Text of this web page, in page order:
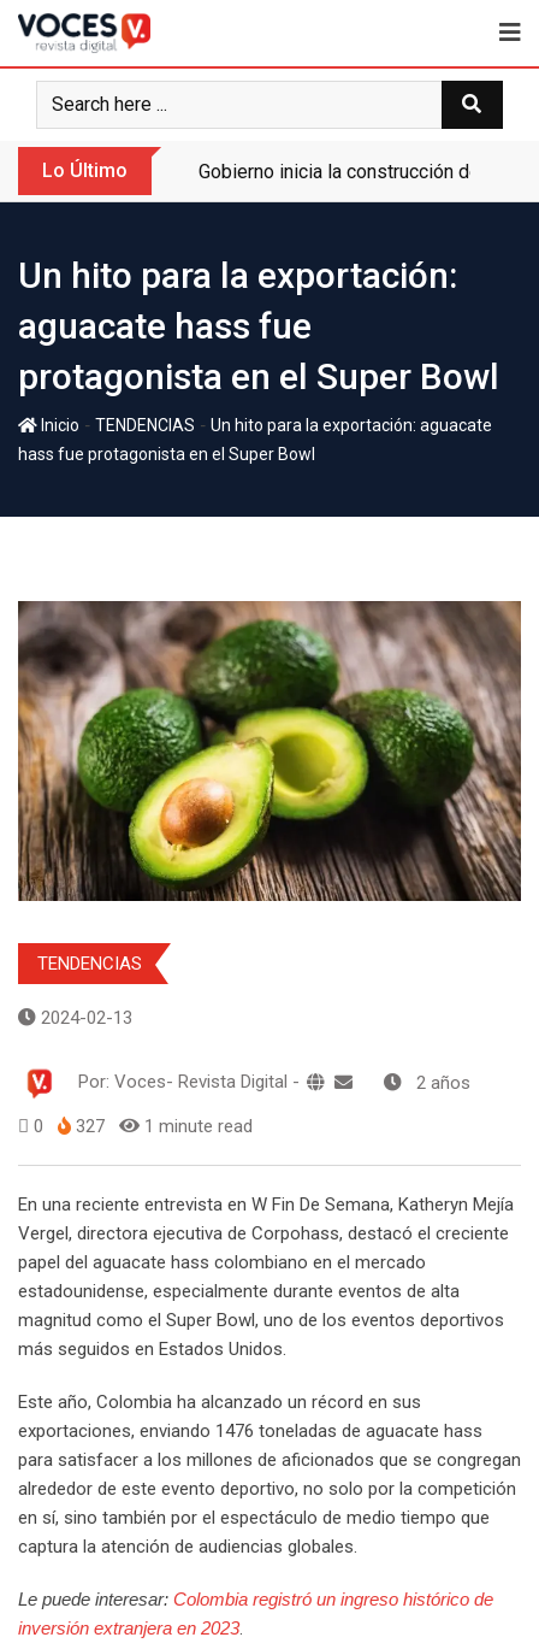
Lo Último Gobierno inicia la construcción de la
Un hito para la exportación:
aguacate hass fue
protagonista en el Super Bowl
Inicio - TENDENCIAS - Un hito para la exportación: aguacate
hass fue protagonista en el Super Bowl
TENDENCIAS
2024-02-13
Por: Voces- Revista Digital - 2 años
0 327 1 minute read
En una reciente entrevista en W Fin De Semana, Katheryn Mejía
Vergel, directora ejecutiva de Corpohass, destacó el creciente
papel del aguacate hass colombiano en el mercado
estadounidense, especialmente durante eventos de alta
magnitud como el Super Bowl, uno de los eventos deportivos
más seguidos en Estados Unidos.
Este año, Colombia ha alcanzado un récord en sus
exportaciones, enviando 1476 toneladas de aguacate hass
para satisfacer a los millones de aficionados que se congregan
alrededor de este evento deportivo, no solo por la competición
en sí, sino también por el espectáculo de medio tiempo que
captura la atención de audiencias globales.
Le puede interesar: Colombia registró un ingreso histórico de
inversión extranjera en 2023.